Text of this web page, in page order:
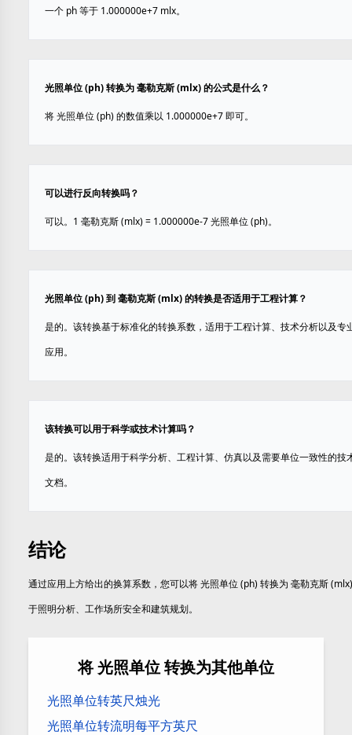
一个 ph 等于 1.000000e+7 mlx。
光照单位 (ph) 转换为 毫勒克斯 (mlx) 的公式是什么？
将 光照单位 (ph) 的数值乘以 1.000000e+7 即可。
可以进行反向转换吗？
可以。1 毫勒克斯 (mlx) = 1.000000e-7 光照单位 (ph)。
光照单位 (ph) 到 毫勒克斯 (mlx) 的转换是否适用于工程计算？
是的。该转换基于标准化的转换系数，适用于工程计算、技术分析以及专
应用。
该转换可以用于科学或技术计算吗？
是的。该转换适用于科学分析、工程计算、仿真以及需要单位一致性的技
文档。
结论
通过应用上方给出的换算系数，您可以将 光照单位 (ph) 转换为 毫勒克斯
于照明分析、工作场所安全和建筑规划。
将 光照单位 转换为其他单位
光照单位转英尺烛光
光照单位转流明每平方英尺